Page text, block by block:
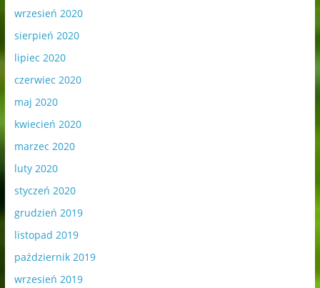
wrzesień 2020
sierpień 2020
lipiec 2020
czerwiec 2020
maj 2020
kwiecień 2020
marzec 2020
luty 2020
styczeń 2020
grudzień 2019
listopad 2019
październik 2019
wrzesień 2019